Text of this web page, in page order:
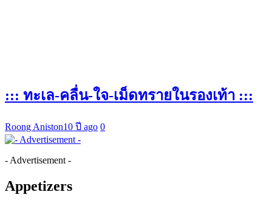
::: ทะเล-คลื่น-ใจ-เม็ดทรายในรองเท้า :::
Roong Aniston10 ปี ago 0
- Advertisement -
Appetizers